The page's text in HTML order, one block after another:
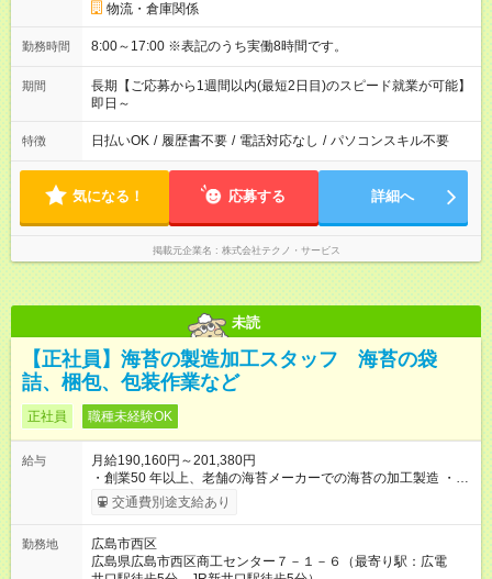
物流・倉庫関係
勤務時間 8:00～17:00 ※表記のうち実働8時間です。
期間
長期【ご応募から1週間以内(最短2日目)のスピード就業が可能】
即日～
特徴 日払いOK / 履歴書不要 / 電話対応なし / パソコンスキル不要
気になる！ 応募する 詳細へ
掲載元企業名 株式会社テクノ・サービス
未読
【正社員】海苔の製造加工スタッフ 海苔の袋
詰、梱包、包装作業など
正社員 職種未経験OK
給与
月給190,160円～201,380円
・創業50 年以上、老舗の海苔メーカーでの海苔の加工製造 ・安
定の正社員・賞与年2 回！ (さらに決算賞与も2018年～2020
年、2022年～2024年度連続支給実績あり) ・転勤はありませ
態、給与は本採用時と同じです。
交通費別途支給あり
勤務地
広島市西区
広島県広島市西区商工センター７－１－６（最寄り駅：広電